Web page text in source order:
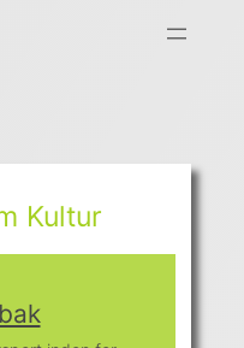
Kultur